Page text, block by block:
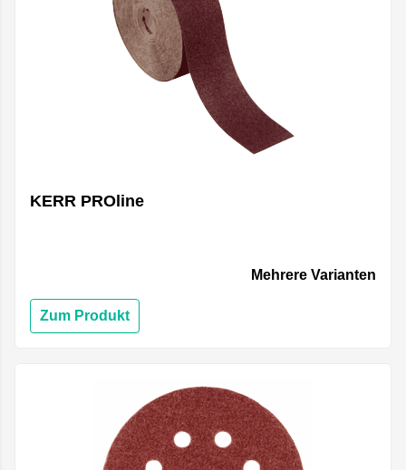
KERR PROline
Mehrere Varianten
Zum Produkt